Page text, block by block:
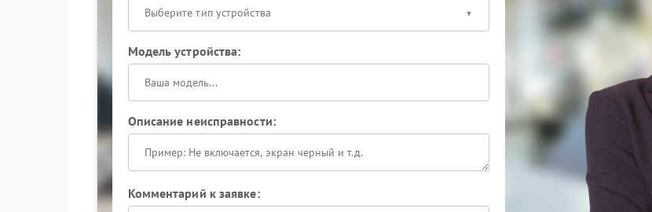
Выберите тип устройства
Модель устройства:
Описание неисправности:
Комментарий к заявке: